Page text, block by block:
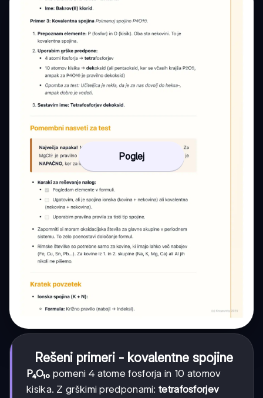
Poglej
Rešeni primeri - kovalentne spojine
P₄O₁₀ pomeni 4 atome fosforja in 10 atomov
kisika. Z grškimi predponami:tetrafosforjev